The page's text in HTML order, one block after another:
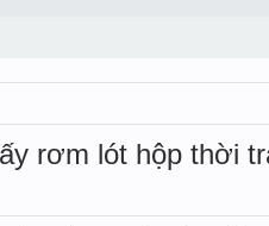
rơm lót hộp thời